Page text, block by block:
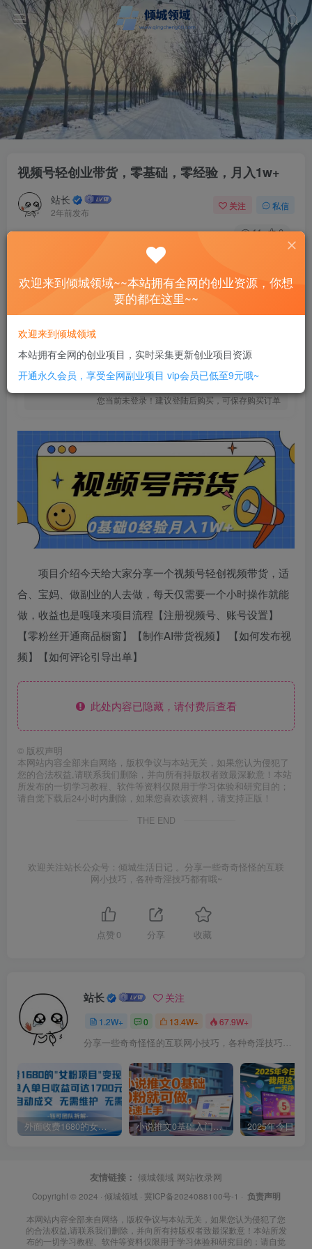
视频号轻创业带货，零基础，零经验，月入1w+
站长
2年前发布
关注 私信
11 0
此内容为付费资源，请付费后查看
6
立即购买
您当前未登录！建议登陆后购买，可保存购买订单
项目介绍今天给大家分享一个视频号轻创视频带货，适
合、宝妈、做副业的人去做，每天仅需要一个小时操作就能
做，收益也是嘎嘎来项目流程【注册视频号、账号设置】
【零粉丝开通商品橱窗】【制作AI带货视频】 【如何发布视
频】【如何评论引导出单】
此处内容已隐藏，请付费后查看
© 版权声明
本网站内容全部来自网络，版权争议与本站无关，如果您认为侵犯了
您的合法权益,请联系我们删除，并向所有持版权者致最深歉意！本站
所发布的一切学习教程、软件等资料仅限用于学习体验和研究目的；
请自觉下载后24小时内删除，如果您喜欢该资料，请支持正版！
THE END
欢迎关注站长公众号：倾城生活日记 。分享一些奇奇怪怪的互联
网小技巧，各种奇淫技巧都有哦~
点赞 0 分享 收藏
站长 关注
1.2W+ 0 13.4W+ 67.9W+
分享一些奇奇怪怪的互联网小技巧，各种奇淫技巧都在本站。
外面收费1680的女粉项目变现，单人单日收益可达1.7k，全自动成交无需维护 小说推文0基础入门教程，0粉就可做，快速上手
友情链接： 倾城领域 网站收录网
Copyright © 2024 · 倾城领域· 冀ICP备2024088100号-1 · 负责声明
本网站内容全部来自网络，版权争议与本站无关，如果您认为侵犯了您
的合法权益,请联系我们删除，并向所有持版权者致最深歉意！本站所发
布的一切学习教程、软件等资料仅限用于学习体验和研究目的；请自觉
欢迎来到倾城领域~~本站拥有全网的创业资源，你想
要的都在这里~~
欢迎来到倾城领域
本站拥有全网的创业项目，实时采集更新创业项目资源
开通永久会员，享受全网副业项目 vip会员已低至9元哦~